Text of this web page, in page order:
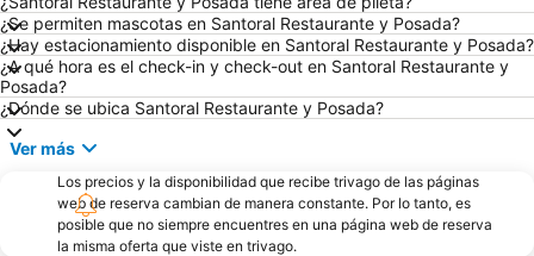
Hipódromo Nacional de Maroñas
La Carreta
Villa Biarritz
Puerto de Montevideo
Ramírez
Mercado del Puerto
Playa Honda
Yacht Club Uruguayo
Museo Egipcio de la Sociedad Uruguaya de Egiptologia
¿Se permiten mascotas en Santoral Restaurante y Posada?
¿Hay estacionamiento disponible en Santoral Restaurante y Posada?
¿A qué hora es el check-in y check-out en Santoral Restaurante y
Posada?
¿Dónde se ubica Santoral Restaurante y Posada?
Ver más
Los precios y la disponibilidad que recibe trivago de las páginas
web de reserva cambian de manera constante. Por lo tanto, es
posible que no siempre encuentres en una página web de reserva
la misma oferta que viste en trivago.